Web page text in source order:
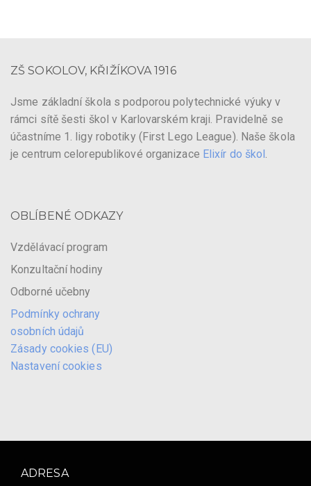
ZŠ SOKOLOV, KŘIŽÍKOVA 1916
Jsme základní škola s podporou polytechnické výuky v
rámci sítě šesti škol v Karlovarském kraji. Pravidelně se
účastníme 1. ligy robotiky (First Lego League). Naše škola
je centrum celorepublikové organizace Elixír do škol .
OBLÍBENÉ ODKAZY
Vzdělávací program
Konzultační hodiny
Odborné učebny
Podmínky ochrany
osobních údajů
Zásady cookies (EU)
Nastavení cookies
ADRESA